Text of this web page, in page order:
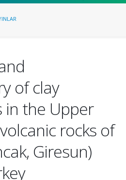
of clay
in the Upper
rocks of
Giresun)